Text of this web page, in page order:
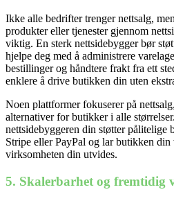
Ikke alle bedrifter trenger nettsalg,
produkter eller tjenester gjennom
viktig. En sterk nettsidebygger bør
hjelpe deg med å administrere
bestillinger og håndtere frakt fra ett
enklere å drive butikken din uten
Noen plattformer fokuserer på
alternativer for butikker i alle
nettsidebyggeren din støtter pålitelige
Stripe eller PayPal og lar butikken din
virksomheten din utvides.
5. Skalerbarhet og fremtidig